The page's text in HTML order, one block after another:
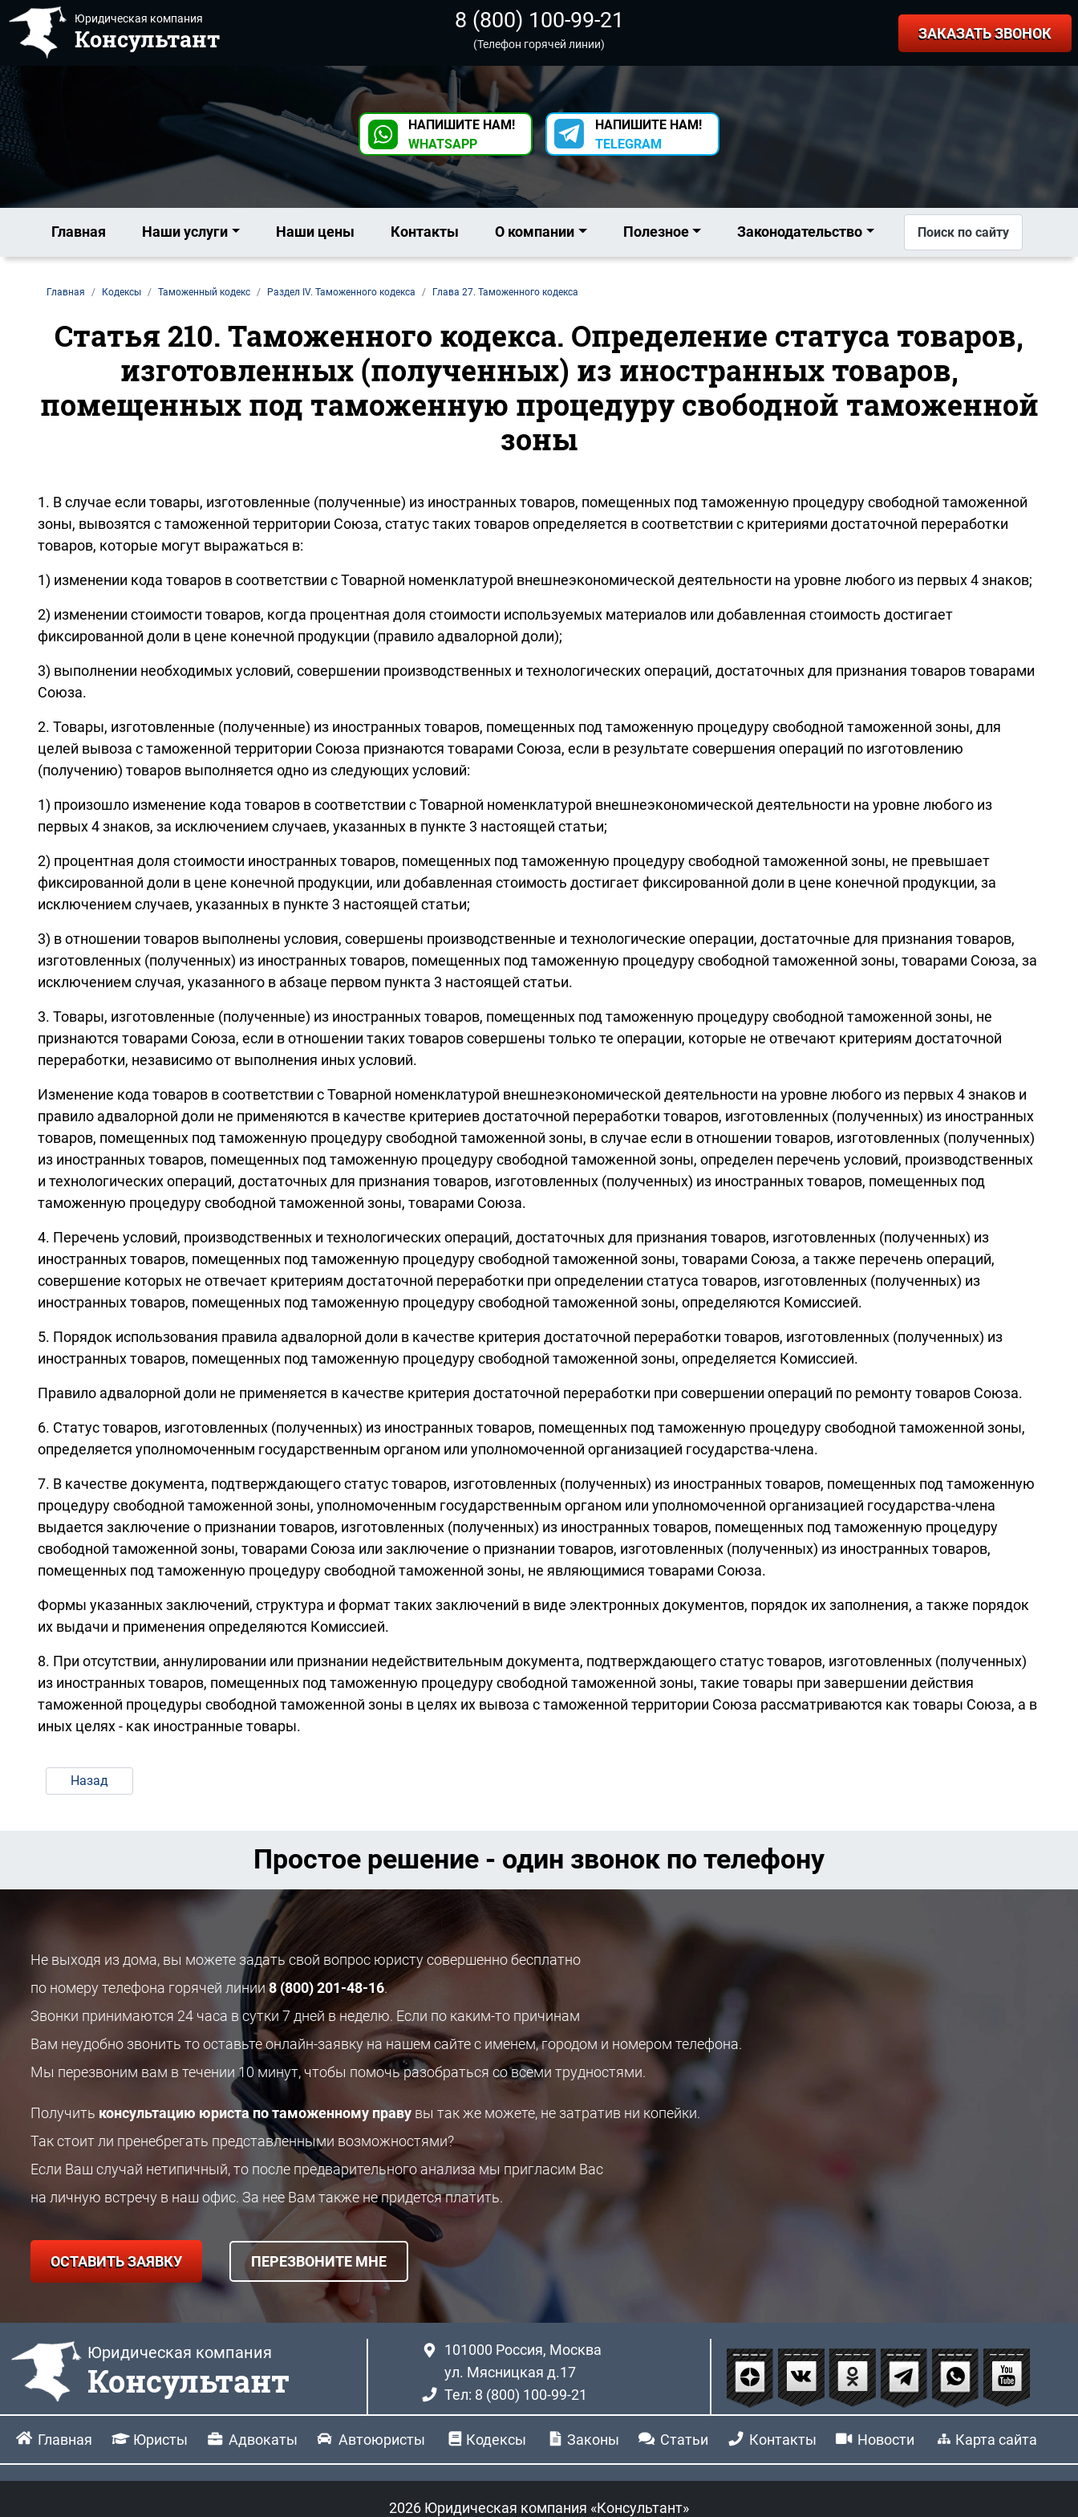
Юридическая компания
Консультант
8 (800) 100-99-21
(Телефон горячей линии)
ЗАКАЗАТЬ ЗВОНОК
НАПИШИТЕ НАМ!
WHATSAPP
НАПИШИТЕ НАМ!
TELEGRAM
Главная Наши услуги Наши цены Контакты О компании Полезное Законодательство Поиск по сайту
Главная Кодексы Таможенный кодекс Раздел IV. Таможенного кодекса Глава 27. Таможенного кодекса
Статья 210. Таможенного кодекса. Определение статуса товаров,
изготовленных (полученных) из иностранных товаров,
помещенных под таможенную процедуру свободной таможенной
зоны
1. В случае если товары, изготовленные (полученные) из иностранных товаров, помещенных под таможенную процедуру свободной таможенной
зоны, вывозятся с таможенной территории Союза, статус таких товаров определяется в соответствии с критериями достаточной переработки
товаров, которые могут выражаться в:
1) изменении кода товаров в соответствии с Товарной номенклатурой внешнеэкономической деятельности на уровне любого из первых 4 знаков;
2) изменении стоимости товаров, когда процентная доля стоимости используемых материалов или добавленная стоимость достигает
фиксированной доли в цене конечной продукции (правило адвалорной доли);
3) выполнении необходимых условий, совершении производственных и технологических операций, достаточных для признания товаров товарами
Союза.
2. Товары, изготовленные (полученные) из иностранных товаров, помещенных под таможенную процедуру свободной таможенной зоны, для
целей вывоза с таможенной территории Союза признаются товарами Союза, если в результате совершения операций по изготовлению
(получению) товаров выполняется одно из следующих условий:
1) произошло изменение кода товаров в соответствии с Товарной номенклатурой внешнеэкономической деятельности на уровне любого из
первых 4 знаков, за исключением случаев, указанных в пункте 3 настоящей статьи;
2) процентная доля стоимости иностранных товаров, помещенных под таможенную процедуру свободной таможенной зоны, не превышает
фиксированной доли в цене конечной продукции, или добавленная стоимость достигает фиксированной доли в цене конечной продукции, за
исключением случаев, указанных в пункте 3 настоящей статьи;
3) в отношении товаров выполнены условия, совершены производственные и технологические операции, достаточные для признания товаров,
изготовленных (полученных) из иностранных товаров, помещенных под таможенную процедуру свободной таможенной зоны, товарами Союза, за
исключением случая, указанного в абзаце первом пункта 3 настоящей статьи.
3. Товары, изготовленные (полученные) из иностранных товаров, помещенных под таможенную процедуру свободной таможенной зоны, не
признаются товарами Союза, если в отношении таких товаров совершены только те операции, которые не отвечают критериям достаточной
переработки, независимо от выполнения иных условий.
Изменение кода товаров в соответствии с Товарной номенклатурой внешнеэкономической деятельности на уровне любого из первых 4 знаков и
правило адвалорной доли не применяются в качестве критериев достаточной переработки товаров, изготовленных (полученных) из иностранных
товаров, помещенных под таможенную процедуру свободной таможенной зоны, в случае если в отношении товаров, изготовленных (полученных)
из иностранных товаров, помещенных под таможенную процедуру свободной таможенной зоны, определен перечень условий, производственных
и технологических операций, достаточных для признания товаров, изготовленных (полученных) из иностранных товаров, помещенных под
таможенную процедуру свободной таможенной зоны, товарами Союза.
4. Перечень условий, производственных и технологических операций, достаточных для признания товаров, изготовленных (полученных) из
иностранных товаров, помещенных под таможенную процедуру свободной таможенной зоны, товарами Союза, а также перечень операций,
совершение которых не отвечает критериям достаточной переработки при определении статуса товаров, изготовленных (полученных) из
иностранных товаров, помещенных под таможенную процедуру свободной таможенной зоны, определяются Комиссией.
5. Порядок использования правила адвалорной доли в качестве критерия достаточной переработки товаров, изготовленных (полученных) из
иностранных товаров, помещенных под таможенную процедуру свободной таможенной зоны, определяется Комиссией.
Правило адвалорной доли не применяется в качестве критерия достаточной переработки при совершении операций по ремонту товаров Союза.
6. Статус товаров, изготовленных (полученных) из иностранных товаров, помещенных под таможенную процедуру свободной таможенной зоны,
определяется уполномоченным государственным органом или уполномоченной организацией государства-члена.
7. В качестве документа, подтверждающего статус товаров, изготовленных (полученных) из иностранных товаров, помещенных под таможенную
процедуру свободной таможенной зоны, уполномоченным государственным органом или уполномоченной организацией государства-члена
выдается заключение о признании товаров, изготовленных (полученных) из иностранных товаров, помещенных под таможенную процедуру
свободной таможенной зоны, товарами Союза или заключение о признании товаров, изготовленных (полученных) из иностранных товаров,
помещенных под таможенную процедуру свободной таможенной зоны, не являющимися товарами Союза.
Формы указанных заключений, структура и формат таких заключений в виде электронных документов, порядок их заполнения, а также порядок
их выдачи и применения определяются Комиссией.
8. При отсутствии, аннулировании или признании недействительным документа, подтверждающего статус товаров, изготовленных (полученных)
из иностранных товаров, помещенных под таможенную процедуру свободной таможенной зоны, такие товары при завершении действия
таможенной процедуры свободной таможенной зоны в целях их вывоза с таможенной территории Союза рассматриваются как товары Союза, а в
иных целях - как иностранные товары.
Назад
Простое решение - один звонок по телефону
Не выходя из дома, вы можете задать свой вопрос юристу совершенно бесплатно
по номеру телефона горячей линии8 (800) 201-48-16.
Звонки принимаются 24 часа в сутки 7 дней в неделю. Если по каким-то причинам
Вам неудобно звонить то оставьте онлайн-заявку на нашем сайте с именем, городом и номером телефона.
Мы перезвоним вам в течении 10 минут, чтобы помочь разобраться со всеми трудностями.
Получить консультацию юриста по таможенному праву вы так же можете, не затратив ни копейки.
Так стоит ли пренебрегать представленными возможностями?
Если Ваш случай нетипичный, то после предварительного анализа мы пригласим Вас
на личную встречу в наш офис. За нее Вам также не придется платить.
ОСТАВИТЬ ЗАЯВКУ ПЕРЕЗВОНИТЕ МНЕ
Юридическая компания
Консультант
101000 Россия, Москва
ул. Мясницкая д.17
Тел: 8 (800) 100-99-21
Главная Юристы Адвокаты Автоюристы Кодексы Законы Статьи Контакты Новости Карта сайта
2026 Юридическая компания «Консультант»